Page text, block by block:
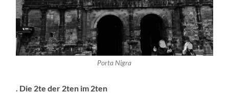
Porta Nigra
. Die 2te der 2ten im 2ten